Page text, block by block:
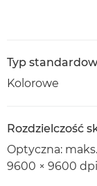
Typ
Kolorowe
Rozdzielczość
Optyczna:
9600 × 9600 dpi